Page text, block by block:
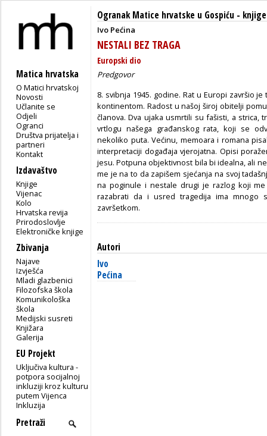
Matica hrvatska
O Matici hrvatskoj
Novosti
Učlanite se
Odjeli
Ogranci
Društva prijatelja i
partneri
Kontakt
Izdavaštvo
Knjige
Vijenac
Kolo
Hrvatska revija
Prirodoslovlje
Elektroničke knjige
Zbivanja
Najave
Izvješća
Mladi glazbenici
Filozofska škola
Komunikološka
škola
Medijski susreti
Knjižara
Galerija
EU Projekt
Uključiva kultura -
potpora socijalnoj
inkluziji kroz kulturu
putem Vijenca
Inkluzija
Ogranak Matice hrvatske u Gospiću - knjige
Ivo Pećina
NESTALI BEZ TRAGA
Europski dio
Predgovor
8. svibnja 1945. godine. Rat u Europi završio
kontinentom. Radost u našoj široj obitelji
članova. Dva ujaka usmrtili su fašisti, a strica,
vrtlogu našega građanskog rata, koji se
nekoliko puta. Većinu, memoara i romana
interpretaciji događaja vjerojatna. Opisi
jesu. Potpuna objektivnost bila bi idealna, ali
me je na to da zapišem sjećanja na svoj
na poginule i nestale drugi je razlog koji
razabrati da i usred tragedija ima mnogo
završetkom.
Autori
Ivo
Pećina